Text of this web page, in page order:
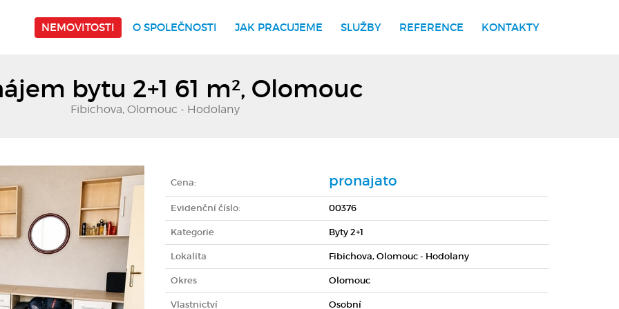
NEMOVITOSTI O SPOLEČNOSTI JAK PRACUJEME SLUŽBY REFERENCE KONTAKTY
bytu 2+1 61 m², Olomouc
Fibichova, Olomouc - Hodolany
Cena: pronajato
Evidenční číslo: 00376
Kategorie Byty 2+1
Lokalita Fibichova, Olomouc - Hodolany
Okres Olomouc
Vlastnictví Osobní